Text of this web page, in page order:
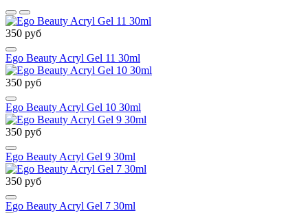
350 руб
Ego Beauty Acryl Gel 11 30ml
350 руб
Ego Beauty Acryl Gel 10 30ml
350 руб
Ego Beauty Acryl Gel 9 30ml
350 руб
Ego Beauty Acryl Gel 7 30ml